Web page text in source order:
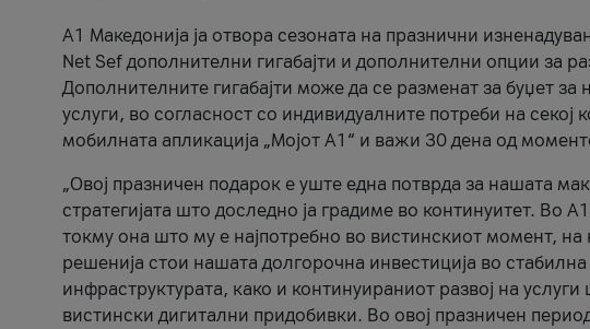
А1 Македонија ја отвора сезоната на празнични
Net Sef дополнителни гигабајти и дополнителни опции за
Дополнителните гигабајти може да се разменат за буџет
услуги, во согласност со индивидуалните потреби на
мобилната апликација „Мојот А1“ и важи 30 дена од
„Овој празничен подарок е уште една потврда за нашата
стратегијата што доследно ја градиме во континуитет. Во
токму она што му е најпотребно во вистинскиот момент,
решенија стои нашата долгорочна инвестиција во
инфраструктурата, како и континуираниот развој на
вистински дигитални придобивки. Во овој празничен